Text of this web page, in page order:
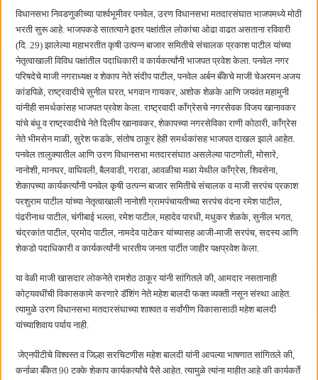
बाल्मर लॉरी आणि शेल इंडियातील कंत्राटी कामगारांना भरघोस पगारवाढ
विधानसभा निवडणुकीच्या पार्श्वभूमीवर पनवेल, उरण विधानसभा मतदारसंघात भाजपमध्ये मोठी
भरती सुरू आहे. भाजपकडे सातत्याने इतर पक्षांतील लोकांचा ओढा वाढत असताना रविवारी
(दि. 29) झालेल्या महाभरतीत कृषी उत्पन्न बाजार समितीचे संचालक प्रकाश पाटील यांच्या
नेतृत्वाखाली विविध पक्षांतील पदाधिकारी व कार्यकर्त्यांनी भाजपत प्रवेश केला. पनवेल नगर
परिषदेचे माजी नगराध्यक्ष व शेकाप नेते संदीप पाटील, पनवेल अर्बन बँकेचे माजी चेअरमन अजय
कांडपिळे, राष्ट्रवादीचे सुनील घरत, भगवान गायकर, अशोक शेळके आणि जयवंत महामुनी
यांनीही समर्थकांसह भाजपत प्रवेश केला. राष्ट्रवादी काँग्रेसचे नगरसेवक विजय खानावकर
यांचे बंधू व राष्ट्रवादीचे नेते दिलीप खानावकर, शेकापच्या नगरसेविका राणी कोठारी, काँग्रेस
नेते भीमसेन माळी, सुरेश फडके, संतोष ठाकूर हेही समर्थकांसह भाजपत दाखल झाले आहेत.
पनवेल तालुक्यातील आणि उरण विधानसभा मतदारसंघात असलेल्या पाटणोली, मोसारे,
नानोशी, मानघर, वाघिवली, बैलवाडी, गराडा, आवळीचा मळा येथील काँग्रेस, शिवसेना,
शेकापच्या कार्यकर्त्यांनी पनवेल कृषी उत्पन्न बाजार समितीचे संचालक व माजी सरपंच प्रकाश
परशुराम पाटील यांच्या नेतृत्वाखाली नानोशी ग्रामपंचायतीच्या सरपंच वंदना रमेश पाटील,
पंढरीनाथ पाटील, चंगीबाई भल्ला, रमेश पाटील, महादेव पारधी, मधुकर शेळके, सुनील भगत,
चंद्रकांत पाटील, प्रमोद पाटील, नामदेव पाटेकर यांच्यासह आजी-माजी सरपंच, सदस्य आणि
शेकडो पदाधिकारी व कार्यकर्त्यांनी भारतीय जनता पार्टीत जाहीर पक्षप्रवेश केला.
या वेळी माजी खासदार लोकनेते रामशेठ ठाकूर यांनी सांगितले की, आमदार नसतानाही
कोट्यवधींची विकासकामे करणारे डॅशिंग नेते महेश बालदी फक्त व्यक्ती नसून संस्था आहेत.
त्यामुळे उरण विधानसभा मतदारसंघाच्या शाश्वत व सर्वांगीण विकासासाठी महेश बालदी
यांच्याशिवाय पर्याय नाही.
जेएनपीटीचे विश्वस्त व जिल्हा सरचिटणीस महेश बालदी यांनी आपल्या भाषणात सांगितले की,
कर्नाळा बँकेत 90 टक्के शेकाप कार्यकर्त्यांचे पैसे आहेत. त्यामुळे त्यांना माहीत आहे की कार्यकर्ते